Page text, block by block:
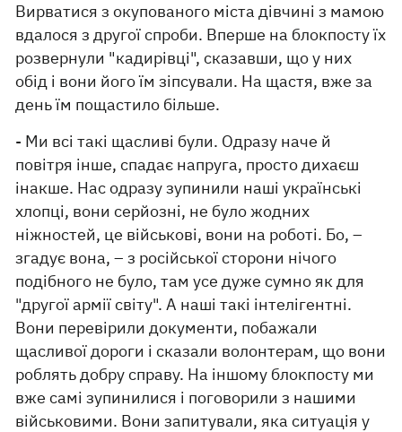
Вирватися з окупованого міста дівчині з мамою
вдалося з другої спроби. Вперше на блокпосту їх
розвернули "кадирівці", сказавши, що у них
обід і вони його їм зіпсували. На щастя, вже за
день їм пощастило більше.
- Ми всі такі щасливі були. Одразу наче й
повітря інше, спадає напруга, просто дихаєш
інакше. Нас одразу зупинили наші українські
хлопці, вони серйозні, не було жодних
ніжностей, це військові, вони на роботі. Бо, –
згадує вона, – з російської сторони нічого
подібного не було, там усе дуже сумно як для
"другої армії світу". А наші такі інтелігентні.
Вони перевірили документи, побажали
щасливої дороги і сказали волонтерам, що вони
роблять добру справу. На іншому блокпосту ми
вже самі зупинилися і поговорили з нашими
військовими. Вони запитували, яка ситуація у